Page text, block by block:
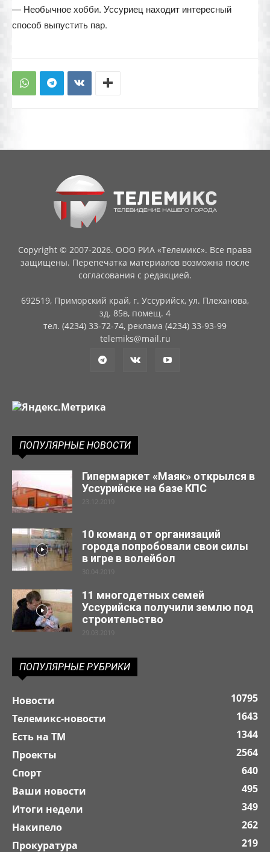
— Необычное хобби. Уссуриец находит интересный
способ выпустить пар.
Copyright © 2007-2026. ООО РИА «Телемикс». Все права
защищены. Перепечатка материалов возможна после
согласования с редакцией.
692519, Приморский край, г. Уссурийск, ул. Плеханова,
зд. 85в, помещ. 4
тел. (4234) 33-72-74, реклама (4234) 33-93-99
telemiks@mail.ru
ПОПУЛЯРНЫЕ НОВОСТИ
Гипермаркет «Маяк» открылся в
Уссурийске на базе КПС
23.12.2019
10 команд от организаций
города попробовали свои силы
в игре в волейбол
30.04.2019
11 многодетных семей
Уссурийска получили землю под
строительство
29.03.2019
ПОПУЛЯРНЫЕ РУБРИКИ
Новости
10795
Телемикс-новости
1643
Есть на ТМ
1344
Проекты
2564
Спорт
640
Ваши новости
495
Итоги недели
349
Накипело
262
Прокуратура
219